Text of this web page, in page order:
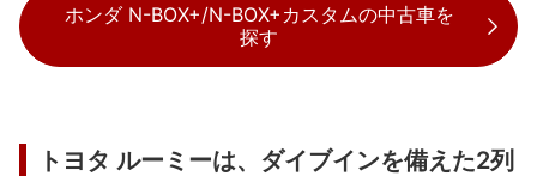
ホンダ N-BOX+/N-BOX+カスタムの中古車を
探す
トヨタ ルーミーは、ダイブインを備えた2列